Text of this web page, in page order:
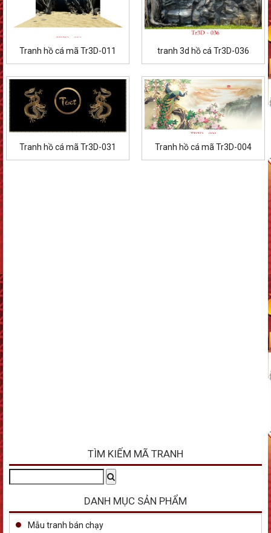
Tranh hồ cá mã Tr3D-011 tranh 3d hồ cá Tr3D-036
Tranh hồ cá mã Tr3D-031 Tranh hồ cá mã Tr3D-004
TÌM KIẾM MÃ TRANH
DANH MỤC SẢN PHẨM
Mẫu tranh bán chạy